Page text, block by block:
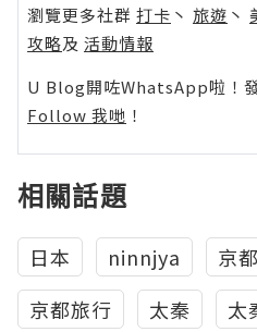
瀏覽更多社群 打卡 丶 旅遊 丶
攻略及 活動情報
U Blog開咗WhatsApp啦！
Follow 我哋 ！
相關話題
日本 ninnjya 京都
京都旅行
太秦
太